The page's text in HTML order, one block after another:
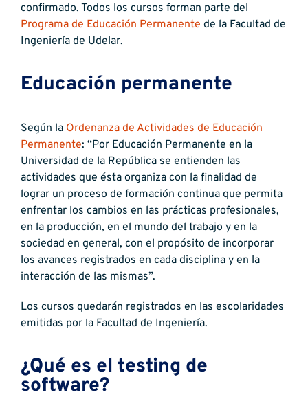
confirmado. Todos los cursos forman parte del
Programa de Educación Permanente de la Facultad de
Ingeniería de Udelar.
Educación permanente
Según la Ordenanza de Actividades de Educación
Permanente: “Por Educación Permanente en la
Universidad de la República se entienden las
actividades que ésta organiza con la finalidad de
lograr un proceso de formación continua que permita
enfrentar los cambios en las prácticas profesionales,
en la producción, en el mundo del trabajo y en la
sociedad en general, con el propósito de incorporar
los avances registrados en cada disciplina y en la
interacción de las mismas”.
Los cursos quedarán registrados en las escolaridades
emitidas por la Facultad de Ingeniería.
¿Qué es el testing de
software?